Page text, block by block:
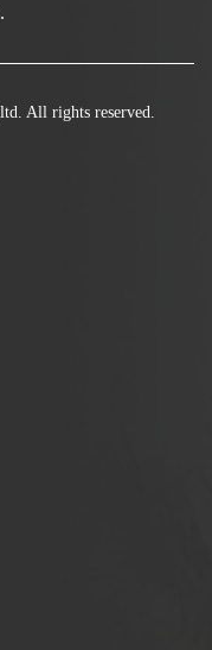
All rights reserved.